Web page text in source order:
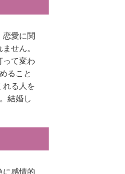
恋愛に関
せん。
って変わ
ること
れる人を
結婚し
に感情的